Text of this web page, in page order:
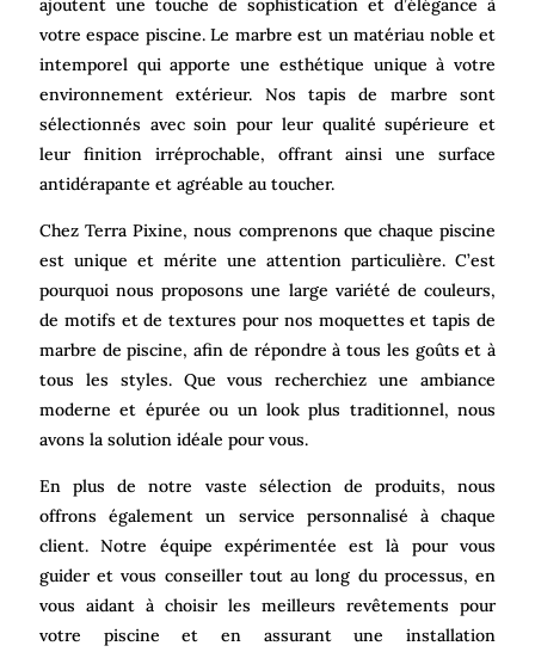
votre espace piscine. Le marbre est un matériau noble et
intemporel qui apporte une esthétique unique à votre
environnement extérieur. Nos tapis de marbre sont
sélectionnés avec soin pour leur qualité supérieure et
leur finition irréprochable, offrant ainsi une surface
antidérapante et agréable au toucher.
Chez Terra Pixine, nous comprenons que chaque piscine
est unique et mérite une attention particulière. C’est
pourquoi nous proposons une large variété de couleurs,
de motifs et de textures pour nos moquettes et tapis de
marbre de piscine, afin de répondre à tous les goûts et à
tous les styles. Que vous recherchiez une ambiance
moderne et épurée ou un look plus traditionnel, nous
avons la solution idéale pour vous.
En plus de notre vaste sélection de produits, nous
offrons également un service personnalisé à chaque
client. Notre équipe expérimentée est là pour vous
guider et vous conseiller tout au long du processus, en
vous aidant à choisir les meilleurs revêtements pour
votre piscine et en assurant une installation